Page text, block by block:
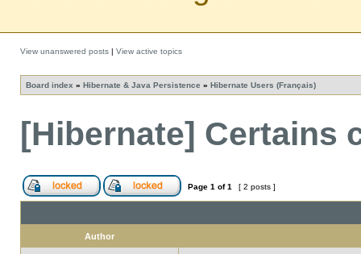
View unanswered posts | View active topics
Board index » Hibernate & Java Persistence » Hibernate Users (Français)
[Hibernate] Certains
Page 1 of1 [ 2 posts ]
Author